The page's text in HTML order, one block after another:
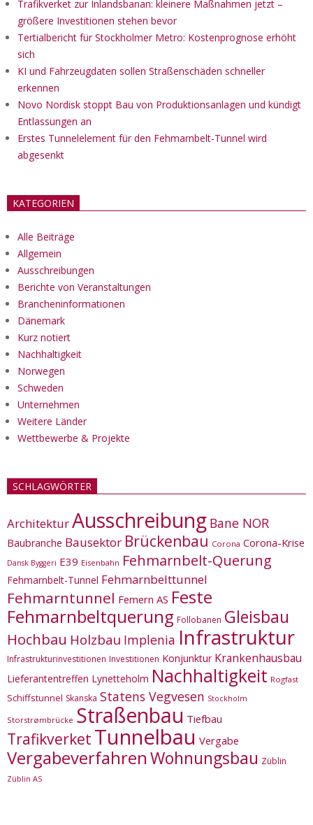
Trafikverket zur Inlandsbanan: kleinere Maßnahmen jetzt –
größere Investitionen stehen bevor
Tertialbericht für Stockholmer Metro: Kostenprognose erhöht
sich
KI und Fahrzeugdaten sollen Straßenschäden schneller
erkennen
Novo Nordisk stoppt Bau von Produktionsanlagen und kündigt
Entlassungen an
Erstes Tunnelelement für den Fehmarnbelt-Tunnel wird
abgesenkt
KATEGORIEN
Alle Beiträge
Allgemein
Ausschreibungen
Berichte von Veranstaltungen
Brancheninformationen
Dänemark
Kurz notiert
Nachhaltigkeit
Norwegen
Schweden
Unternehmen
Weitere Länder
Wettbewerbe & Projekte
SCHLAGWÖRTER
ArchitekturAusschreibung Bane NOR
Baubranche Bausektor Brückenbau Corona Corona-Krise
Dansk Byggeri E39 Eisenbahn Fehmarnbelt-Querung
Fehmarnbelt-Tunnel Fehmarnbelttunnel
Fehmarntunnel Femern AS Feste
Fehmarnbeltquerung Follobanen Gleisbau
Hochbau Holzbau Implenia Infrastruktur
Infrastrukturinvestitionen Investitionen Konjunktur Krankenhausbau
Lieferantentreffen Lynetteholm Nachhaltigkeit Rogfast
Schiffstunnel Skanska Statens Vegvesen Stockholm
Storstrømbrücke Straßenbau Tiefbau
Trafikverket Tunnelbau Vergabe
VergabeverfahrenWohnungsbau Züblin
Züblin AS